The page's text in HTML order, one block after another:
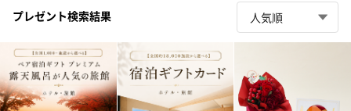
プレゼント検索結果